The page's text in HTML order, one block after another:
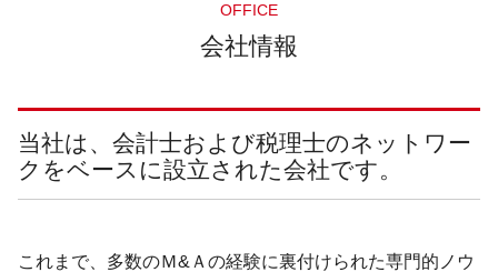
OFFICE
会社情報
当社は、会計士および税理士のネットワー
クをベースに設立された会社です。
これまで、多数のＭ&Ａの経験に裏付けられた専門的ノウ